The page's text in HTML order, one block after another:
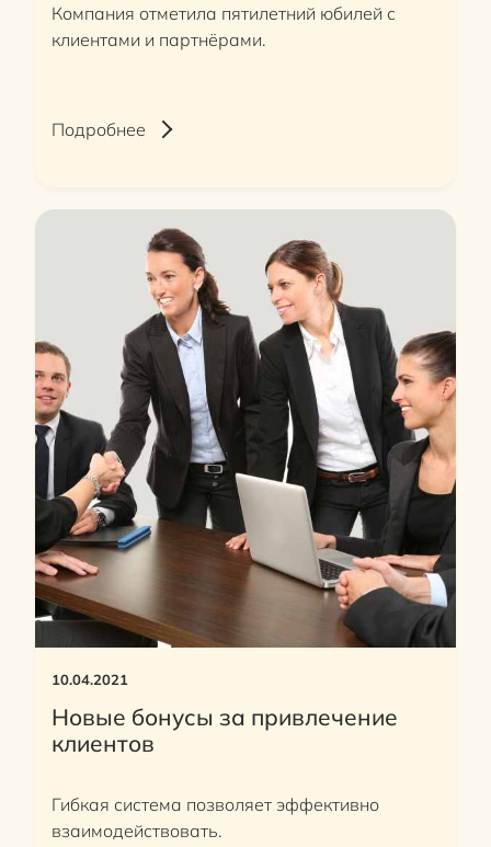
Компания отметила пятилетний юбилей с
клиентами и партнёрами.
Подробнее
10.04.2021
Новые бонусы за привлечение
клиентов
Гибкая система позволяет эффективно
взаимодействовать.